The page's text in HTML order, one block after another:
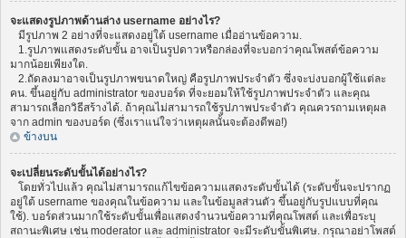
จะแสดงรูปภาพด้านล่าง username อย่างไร?
มีรูปภาพ 2 อย่างที่จะแสดงอยู่ใต้ username เมื่ออ่านข้อความ.
1.รูปภาพแสดงระดับขั้น อาจเป็นรูปดาวหรือกล่องที่จะบอกว่าคุณโพสต์ข้อความ
มากน้อยเพียงใด.
2.ถัดลงมาอาจเป็นรูปภาพขนาดใหญ่ คือรูปภาพประจำตัว ซึ่งจะบ่งบอกผู้ใช้แต่ละ
คน. ขึ้นอยู่กับ administrator ของบอร์ด ที่จะยอมให้ใช้รูปภาพประจำตัว และคุณ
สามารถเลือกวิธีสร้างได้. ถ้าคุณไม่สามารถใช้รูปภาพประจำตัว คุณควรถามเหตุผล
จาก admin ของบอร์ด (ซึ่งเราแน่ใจว่าเหตุผลนั้นจะต้องดีพอ!)
ข้างบน
จะเปลี่ยนระดับขั้นได้อย่างไร?
โดยทั่วไปแล้ว คุณไม่สามารถแก้ไขข้อความแสดงระดับขั้นได้ (ระดับขั้นจะปรากฏ
อยู่ใต้ username ของคุณในข้อความ และในข้อมูลส่วนตัว ขึ้นอยู่กับรูปแบบที่คุณ
ใช้). บอร์ดส่วนมากใช้ระดับขั้นเพื่อแสดงจำนวนข้อความที่คุณโพสต์ และเพื่อระบุ
สถานะพิเศษ เช่น moderator และ administrator จะมีระดับขั้นพิเศษ. กรุณาอย่าโพสต์